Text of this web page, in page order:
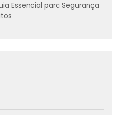
Essencial para Segurança